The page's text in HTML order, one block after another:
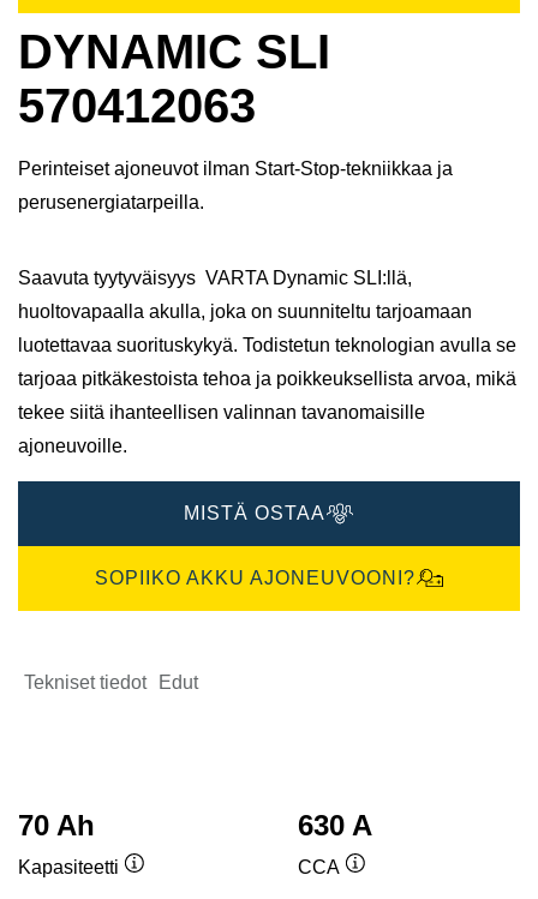
DYNAMIC SLI
570412063
Perinteiset ajoneuvot ilman Start-Stop-tekniikkaa ja
perusenergiatarpeilla.
Saavuta tyytyväisyys VARTA Dynamic SLI:llä,
huoltovapaalla akulla, joka on suunniteltu tarjoamaan
luotettavaa suorituskykyä. Todistetun teknologian avulla se
tarjoaa pitkäkestoista tehoa ja poikkeuksellista arvoa, mikä
tekee siitä ihanteellisen valinnan tavanomaisille
ajoneuvoille.
MISTÄ OSTAA
SOPIIKO AKKU AJONEUVOONI?
Tekniset tiedot Edut
70 Ah
Kapasiteetti
630 A
CCA